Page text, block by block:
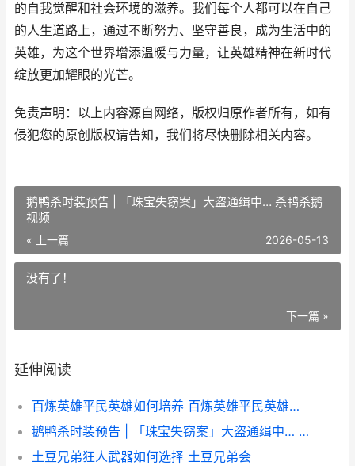
的自我觉醒和社会环境的滋养。我们每个人都可以在自己
的人生道路上，通过不断努力、坚守善良，成为生活中的
英雄，为这个世界增添温暖与力量，让英雄精神在新时代
绽放更加耀眼的光芒。
免责声明：以上内容源自网络，版权归原作者所有，如有
侵犯您的原创版权请告知，我们将尽快删除相关内容。
鹅鸭杀时装预告 | 「珠宝失窃案」大盗通缉中… 杀鸭杀鹅
视频
« 上一篇 2026-05-13
没有了！
下一篇 »
延伸阅读
百炼英雄平民英雄如何培养 百炼英雄平民英雄哈桑
鹅鸭杀时装预告 | 「珠宝失窃案」大盗通缉中… 杀鸭杀鹅视频
土豆兄弟狂人武器如何选择 土豆兄弟会